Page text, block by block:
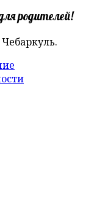
родителей!